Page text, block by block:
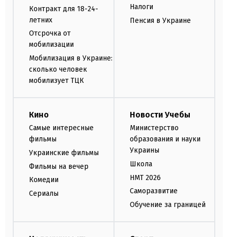
Контракт для 18-24-
летних
Отсрочка от
мобилизации
Мобилизация в Украине:
сколько человек
мобилизует ТЦК
Налоги
Пенсия в Украине
Кино
Самые интересные
фильмы
Украинские фильмы
Фильмы на вечер
Комедии
Сериалы
Новости Учебы
Министерство
образования и науки
Украины
Школа
НМТ 2026
Саморазвитие
Обучение за границей